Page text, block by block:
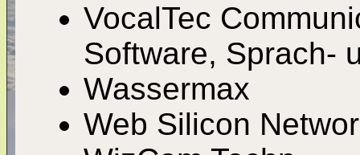
VocalTec
Software, Sprach-
Wassermax
Web Silicon